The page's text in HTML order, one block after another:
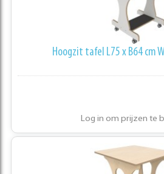
Hoogzit tafel L75 x B64 cm
Log in om prijzen te